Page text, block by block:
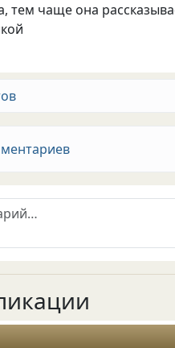
чаще она